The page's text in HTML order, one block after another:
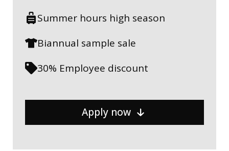
Summer hours high season
Biannual sample sale
30% Employee discount
Apply now